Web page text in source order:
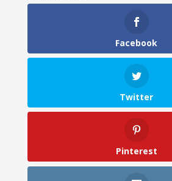
Facebook
Twitter
Pinterest